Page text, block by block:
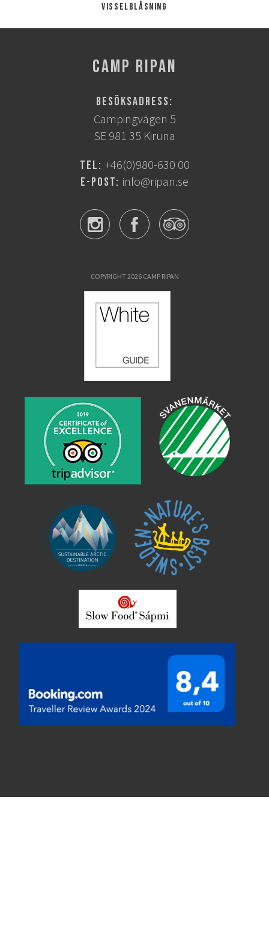
Visselblåsning
CAMP RIPAN
Besöksadress:
Campingvägen 5
SE 981 35 Kiruna
Tel: +46(0)980-630 00
E-post: info@ripan.se
COPYRIGHT 2026 CAMP RIPAN